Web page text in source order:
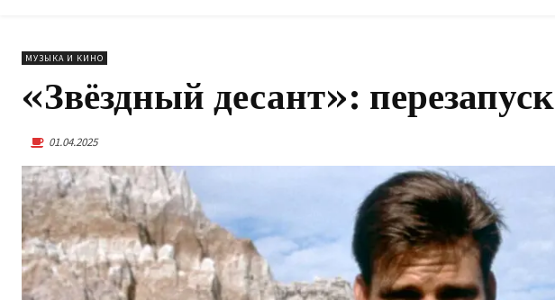
МУЗЫКА И КИНО
«Звёздный десант»: перезапуск
01.04.2025